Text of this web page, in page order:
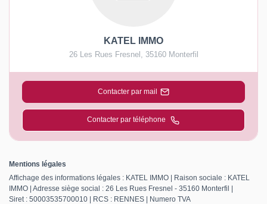
KATEL IMMO
26 Les Rues Fresnel 35160 Monterfil
Contacter par mail
Contacter par téléphone
Mentions légales
Affichage des informations légales : KATEL IMMO | Raison sociale : KATEL
IMMO | Adresse siège social : 26 Les Rues Fresnel - 35160 Monterfil |
Siret : 50003535700010 | RCS : RENNES | Numero TVA